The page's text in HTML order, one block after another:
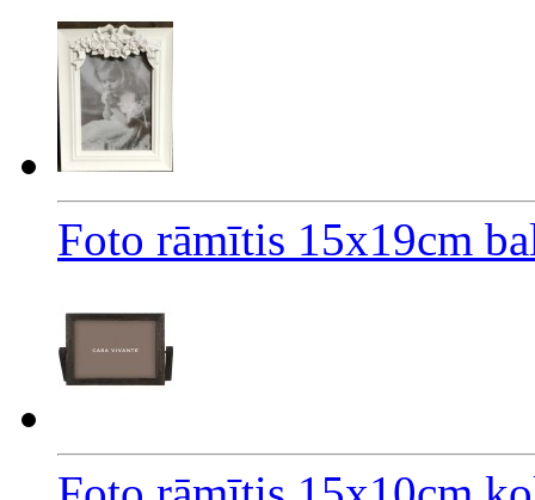
Foto rāmītis 15x19cm